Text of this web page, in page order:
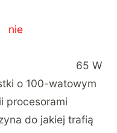
nie
65 W
o 100-watowym
procesorami
do jakiej trafią